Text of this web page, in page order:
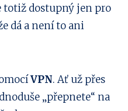
totiž dostupný jen pro
dá a není to ani
VPN. Ať už přes
„přepnete“ na